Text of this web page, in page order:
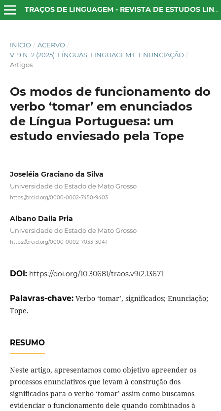
TRAÇOS DE LINGUAGEM - REVISTA DE ESTUDOS LINGUÍSTICOS
INÍCIO / ACERVO /
V. 9 N. 2 (2025): LÍNGUAS, LINGUAGEM E ENUNCIAÇÃO /
Artigos
Os modos de funcionamento do
verbo ‘tomar’ em enunciados
de Língua Portuguesa: um
estudo enviesado pela Tope
Joseléia Graciano da Silva
Universidade do Estado de Mato Grosso
https://orcid.org/0000-0002-7450-9403
Albano Dalla Pria
Universidade do Estado de Mato Grosso
https://orcid.org/0000-0002-7033-3041
DOI: https://doi.org/10.30681/traos.v9i2.13671
Palavras-chave: Verbo ‘tomar’, significados; Enunciação;
Tope.
RESUMO
Neste artigo, apresentamos como objetivo apreender os
processos enunciativos que levam à construção dos
significados para o verbo ‘tomar’ assim como buscamos
evidenciar o funcionamento dele quando combinados à